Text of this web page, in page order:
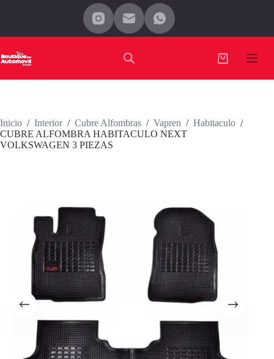
Carro
Inicio / Interior / Cubre Alfombras / Vapren / Habitaculo /
CUBRE ALFOMBRA HABITACULO NEXT
VOLKSWAGEN 3 PIEZAS